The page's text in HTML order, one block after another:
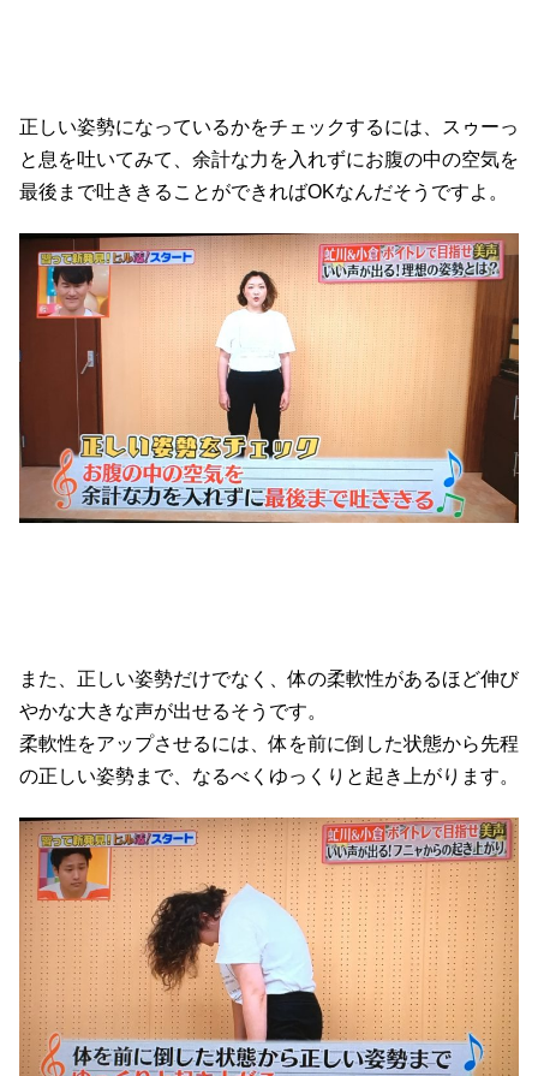
正しい姿勢になっているかをチェックするには、スゥーっ
と息を吐いてみて、余計な力を入れずにお腹の中の空気を
最後まで吐ききることができればOKなんだそうですよ。
また、正しい姿勢だけでなく、体の柔軟性があるほど伸び
やかな大きな声が出せるそうです。
柔軟性をアップさせるには、体を前に倒した状態から先程
の正しい姿勢まで、なるべくゆっくりと起き上がります。